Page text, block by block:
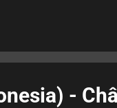
Hoàng Trung Thủy
Innov8 nằm trong
Đông Nam Á cùng với
-